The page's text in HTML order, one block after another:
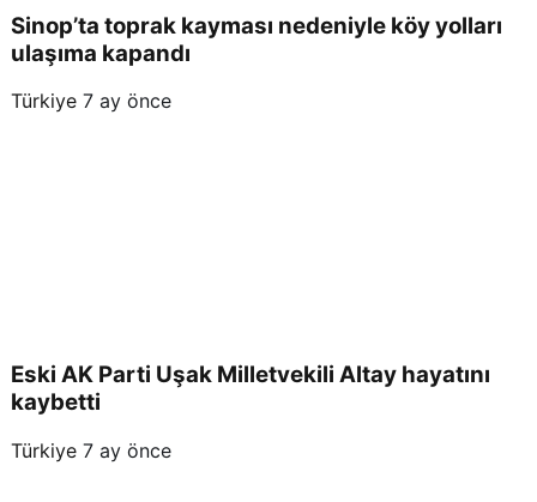
Sinop’ta toprak kayması nedeniyle köy yolları
ulaşıma kapandı
Türkiye 7 ay önce
Eski AK Parti Uşak Milletvekili Altay hayatını
kaybetti
Türkiye 7 ay önce